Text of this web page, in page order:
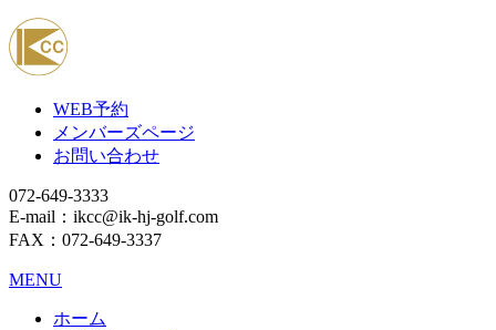
WEB予約
メンバーズページ
お問い合わせ
072-649-3333
E-mail：ikcc@ik-hj-golf.com
FAX：072-649-3337
MENU
ホーム